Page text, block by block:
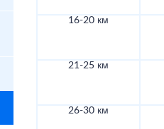
16-20 км
21-25 км
26-30 км